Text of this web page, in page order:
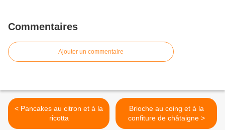
Commentaires
Ajouter un commentaire
< Pancakes au citron et à la
ricotta
Brioche au coing et à la
confiture de châtaigne >